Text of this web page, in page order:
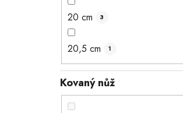
20 cm 3
20,5 cm 1
Kovaný nůž